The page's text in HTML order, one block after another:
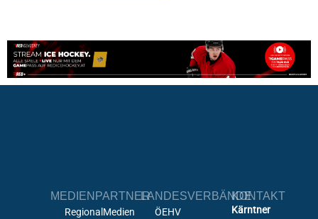
MEDIENPARTNER
RegionalMedien
LANDESVERBÄNDE
ÖEHV
KONTAKT
Kärntner